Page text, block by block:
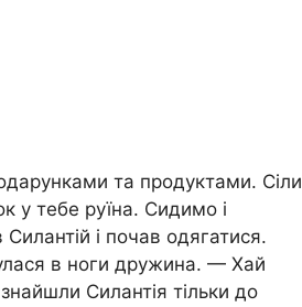
та продуктами. Сіли
у тебе руїна. Сидимо і
і почав одягатися.
в ноги дружина. — Хай
Силантія тільки до